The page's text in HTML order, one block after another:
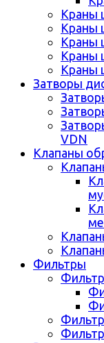
Краны
Краны
Краны
Краны
Краны
Затворы
VDN
Клапаны
Фильтры